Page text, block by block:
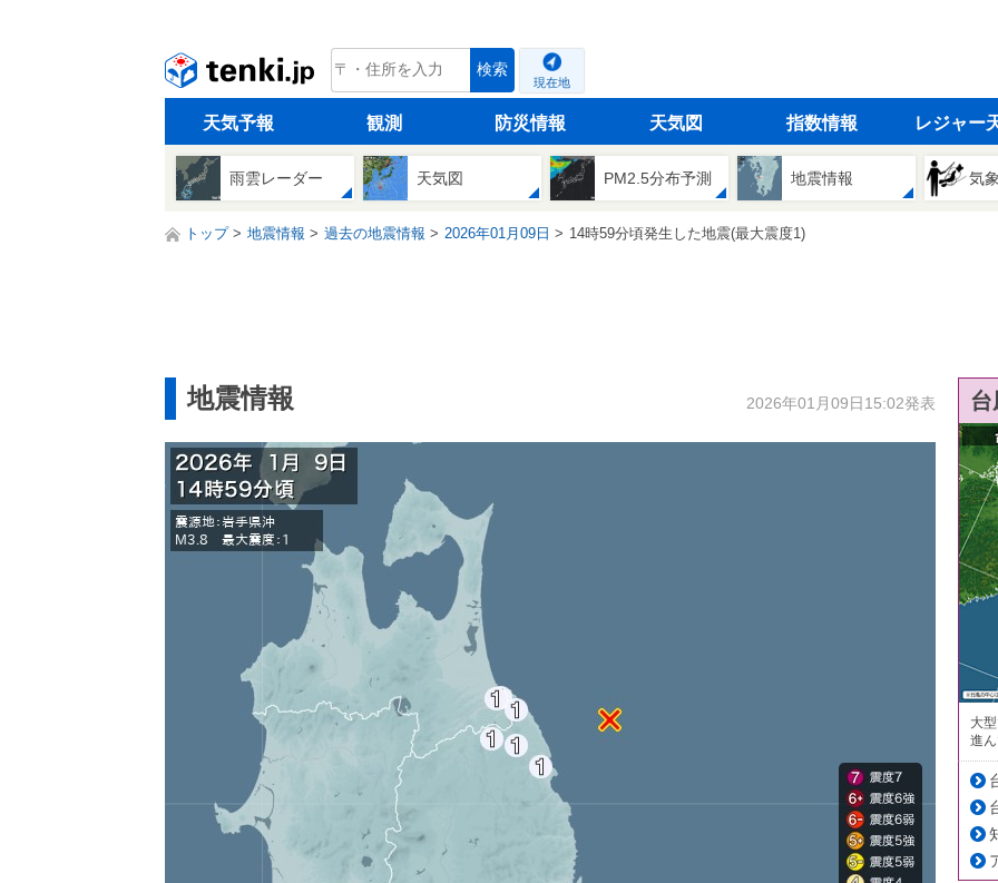
tenki.jp 検索
現在地
天気予報 観測 防災情報 天気図 指数情報 レジャー
雨雲レーダー 天気図 PM2.5分布予測 地震情報 気
トップ 地震情報 過去の地震情報 2026年01月09日 14時59分頃発生した地震(最大震度1)
地震情報 2026年01月09日15:02発表
大
進